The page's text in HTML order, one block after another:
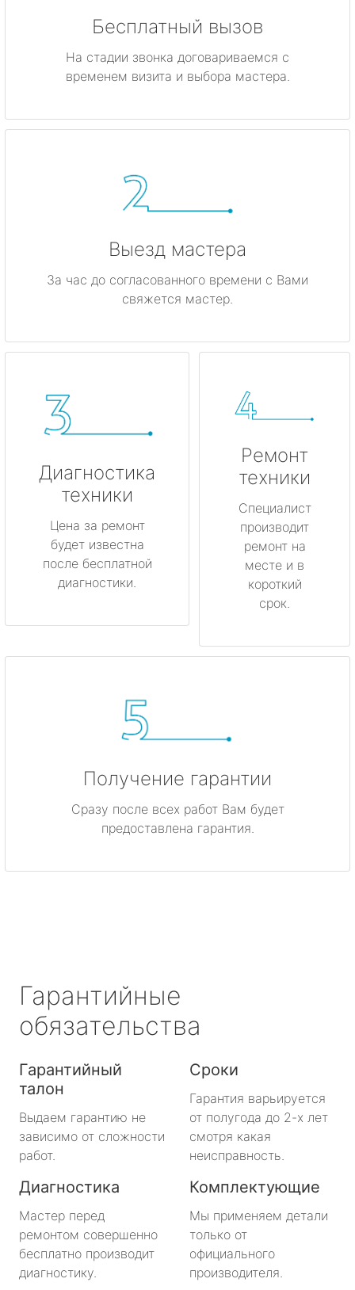
Бесплатный вызов
На стадии звонка договариваемся с
временем визита и выбора мастера.
Выезд мастера
За час до согласованного времени с Вами
свяжется мастер.
Диагностика
техники
Цена за ремонт
будет известна
после бесплатной
диагностики.
Ремонт
техники
Специалист
производит
ремонт на
месте и в
короткий
срок.
Получение гарантии
Сразу после всех работ Вам будет
предоставлена гарантия.
Гарантийные
обязательства
Гарантийный
талон
Выдаем гарантию не
зависимо от сложности
работ.
Сроки
Гарантия варьируется
от полугода до 2-х лет
смотря какая
неисправность.
Диагностика
Мастер перед
ремонтом совершенно
бесплатно производит
диагностику.
Комплектующие
Мы применяем детали
только от
официального
производителя.